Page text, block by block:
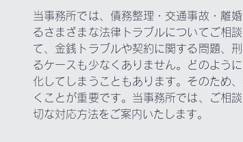
当事務所では、債務整理・交通事故・離
るさまざまな法律トラブルについてご相
て、金銭トラブルや契約に関する問題、
るケースも少なくありません。どのよう
化してしまうこともあります。そのため
くことが重要です。当事務所では、ご相
切な対応方法をご案内いたします。